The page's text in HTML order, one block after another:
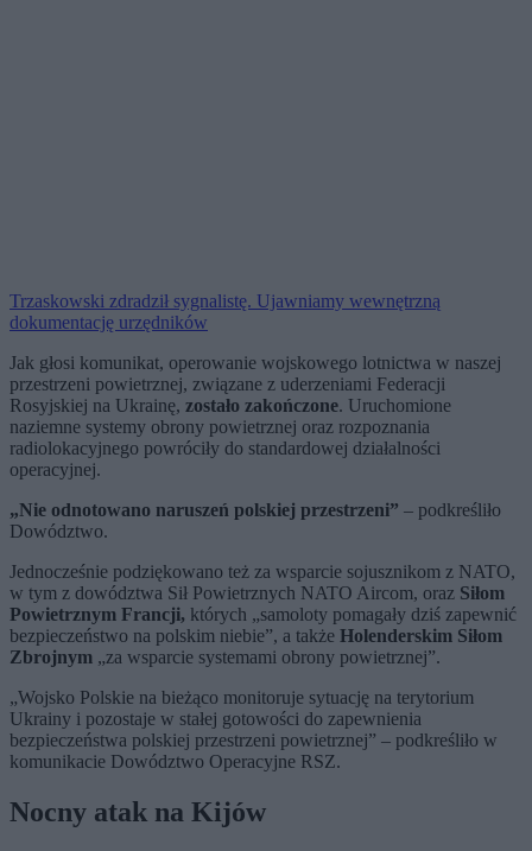
Trzaskowski zdradził sygnalistę. Ujawniamy wewnętrzną
dokumentację urzędników
Jak głosi komunikat, operowanie wojskowego lotnictwa w naszej
przestrzeni powietrznej, związane z uderzeniami Federacji
Rosyjskiej na Ukrainę, zostało zakończone. Uruchomione
naziemne systemy obrony powietrznej oraz rozpoznania
radiolokacyjnego powróciły do standardowej działalności
operacyjnej.
„Nie odnotowano naruszeń polskiej przestrzeni” – podkreśliło
Dowództwo.
Jednocześnie podziękowano też za wsparcie sojusznikom z NATO,
w tym z dowództwa Sił Powietrznych NATO Aircom, oraz Siłom
Powietrznym Francji, których „samoloty pomagały dziś zapewnić
bezpieczeństwo na polskim niebie”, a także Holenderskim Siłom
Zbrojnym „za wsparcie systemami obrony powietrznej”.
„Wojsko Polskie na bieżąco monitoruje sytuację na terytorium
Ukrainy i pozostaje w stałej gotowości do zapewnienia
bezpieczeństwa polskiej przestrzeni powietrznej” – podkreśliło w
komunikacie Dowództwo Operacyjne RSZ.
Nocny atak na Kijów